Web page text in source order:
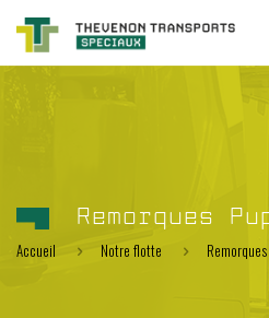
Remorques
Accueil Notre flotte